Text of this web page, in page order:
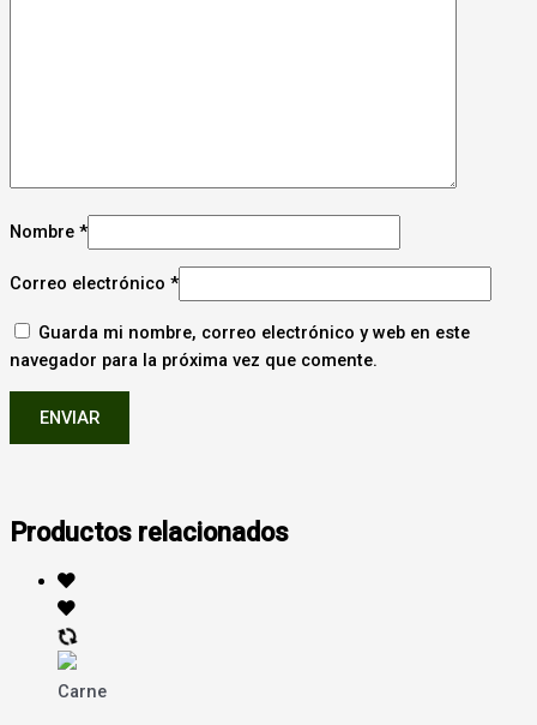
Nombre *
Correo electrónico *
Guarda mi nombre, correo electrónico y web en este
navegador para la próxima vez que comente.
Productos relacionados
Carne